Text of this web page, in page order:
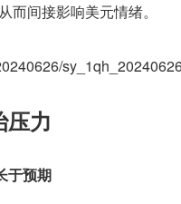
而间接影响美元情绪。
压力
于预期